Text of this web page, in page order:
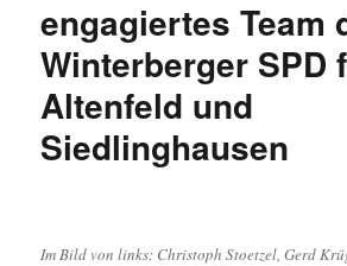
engagiertes Team
Winterberger SPD
Altenfeld und
Siedlinghausen
Im Bild von links: Christoph Stoetzel, Gerd